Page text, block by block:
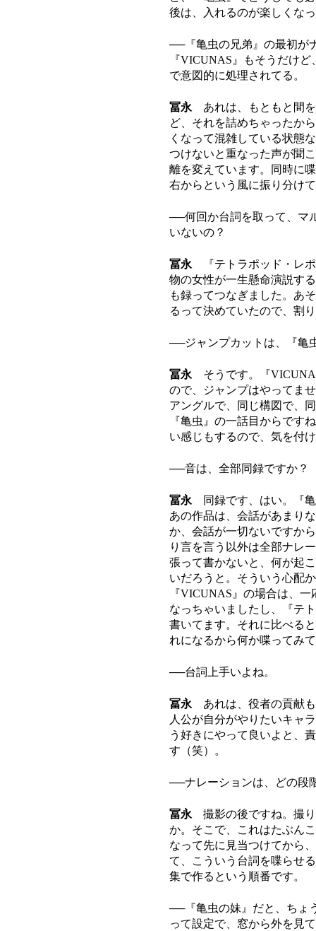
後は、入れるのが楽しくな
──『亀虫の兄弟』の最初が
『VICUNAS』もそうだけ
で意図的に処理されてる。
冨永あれは、もともと間を
ど、それを詰めちゃったか
くなって混雑している状態
つけないと重なった声が聞
離を変えています。同時に
右からという風に振り分け
──何回か台詞を取って、マ
いないの？
冨永『テトラポッド・レポ
物の女性が一生懸命演説す
も録ってつなぎました。あ
るって決めていたので、割
──ジャンプカットは、『亀
冨永そうです。『
ので、ジャンプはやってま
アングルで、同じ構図で、
『亀虫』の一話目からです
い感じもするので、気を付
──音は、全部同録ですか？
冨永同録です、はい。『亀
あの作品は、会話があまり
か、会話が一切ないですか
り言を言う以外は全部ナレ
張って書かないと、何が起
いだろうと。そういう心配
『VICUNAS』の場合は、
なっちゃいましたし、『テ
書いてます。それに比べる
れになるから何か喋ってみ
──台詞上手いよね。
冨永あれは、役者の貢献も
人公が自分がやりたいキャ
う好きにやって良いよと、
す（笑）。
──ナレーションは、どの段
冨永撮影の後ですね。撮り
か。そこで、これはたぶん
なって先に見当つけてから
て、こういう台詞を喋らせ
集で作るという順番です。
──『亀虫の妹』だと、ちょ
って設定で、窓から外を見